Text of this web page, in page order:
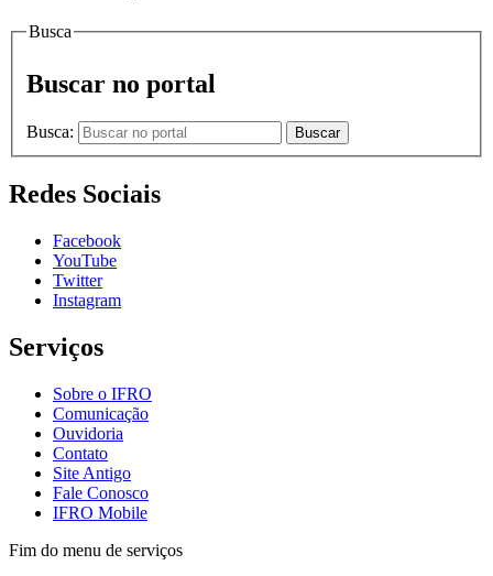
Busca
Buscar no portal
Busca: Buscar
Redes Sociais
Facebook
YouTube
Twitter
Instagram
Serviços
Sobre o IFRO
Comunicação
Ouvidoria
Contato
Site Antigo
Fale Conosco
IFRO Mobile
Fim do menu de serviços